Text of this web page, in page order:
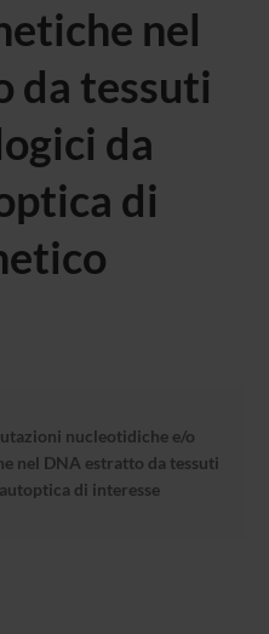
nel
da tessuti
da
di
nucleotidiche e/o
nel DNA estratto da tessuti
di interesse